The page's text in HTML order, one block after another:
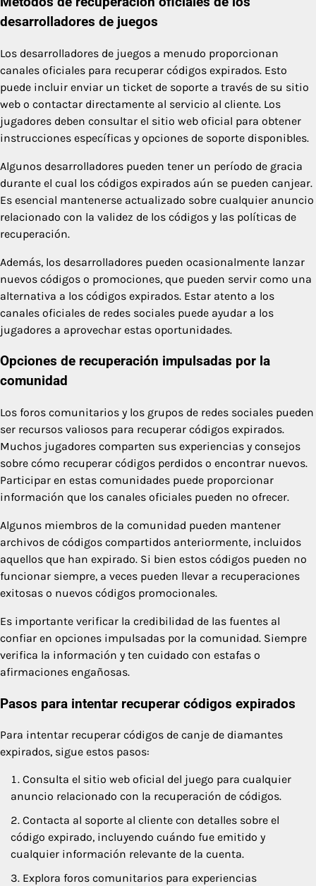
desarrolladores de juegos
Los desarrolladores de juegos a menudo proporcionan
canales oficiales para recuperar códigos expirados. Esto
puede incluir enviar un ticket de soporte a través de su sitio
web o contactar directamente al servicio al cliente. Los
jugadores deben consultar el sitio web oficial para obtener
instrucciones específicas y opciones de soporte disponibles.
Algunos desarrolladores pueden tener un período de gracia
durante el cual los códigos expirados aún se pueden canjear.
Es esencial mantenerse actualizado sobre cualquier anuncio
relacionado con la validez de los códigos y las políticas de
recuperación.
Además, los desarrolladores pueden ocasionalmente lanzar
nuevos códigos o promociones, que pueden servir como una
alternativa a los códigos expirados. Estar atento a los
canales oficiales de redes sociales puede ayudar a los
jugadores a aprovechar estas oportunidades.
Opciones de recuperación impulsadas por la
comunidad
Los foros comunitarios y los grupos de redes sociales pueden
ser recursos valiosos para recuperar códigos expirados.
Muchos jugadores comparten sus experiencias y consejos
sobre cómo recuperar códigos perdidos o encontrar nuevos.
Participar en estas comunidades puede proporcionar
información que los canales oficiales pueden no ofrecer.
Algunos miembros de la comunidad pueden mantener
archivos de códigos compartidos anteriormente, incluidos
aquellos que han expirado. Si bien estos códigos pueden no
funcionar siempre, a veces pueden llevar a recuperaciones
exitosas o nuevos códigos promocionales.
Es importante verificar la credibilidad de las fuentes al
confiar en opciones impulsadas por la comunidad. Siempre
verifica la información y ten cuidado con estafas o
afirmaciones engañosas.
Pasos para intentar recuperar códigos expirados
Para intentar recuperar códigos de canje de diamantes
expirados, sigue estos pasos:
Consulta el sitio web oficial del juego para cualquier
anuncio relacionado con la recuperación de códigos.
Contacta al soporte al cliente con detalles sobre el
código expirado, incluyendo cuándo fue emitido y
cualquier información relevante de la cuenta.
Explora foros comunitarios para experiencias